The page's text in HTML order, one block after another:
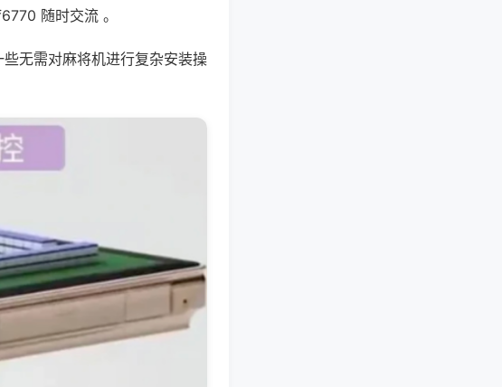
随时交流 。
无需对麻将机进行复杂安装操